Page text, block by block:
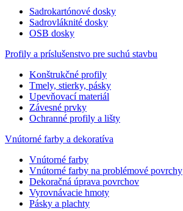
Sadrokartónové dosky
Sadrovláknité dosky
OSB dosky
Profily a príslušenstvo pre suchú stavbu
Konštrukčné profily
Tmely, stierky, pásky
Upevňovací materiál
Závesné prvky
Ochranné profily a lišty
Vnútorné farby a dekoratíva
Vnútorné farby
Vnútorné farby na problémové povrchy
Dekoračná úprava povrchov
Vyrovnávacie hmoty
Pásky a plachty